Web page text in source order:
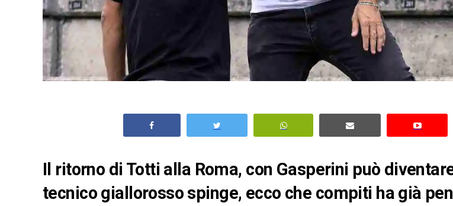
Il ritorno di Totti alla Roma, con Gasperini può
tecnico giallorosso spinge, ecco che compiti ha già